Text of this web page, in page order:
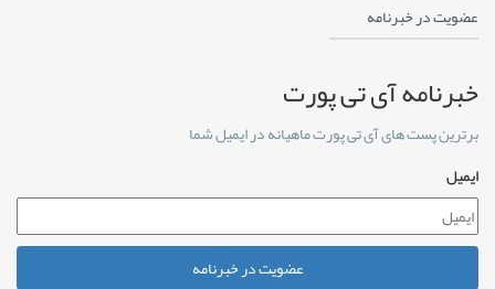
عضویت در خبرنامه
خبرنامه آی تی پورت
برترین پست های آی تی پورت ماهیانه در ایمیل شما
ایمیل
عضویت در خبرنامه